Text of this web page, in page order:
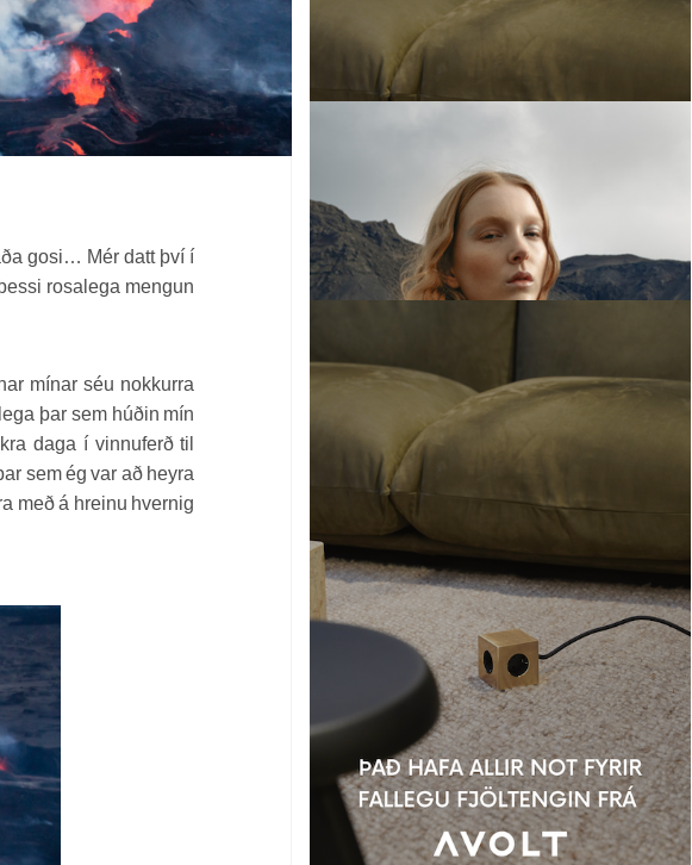
gosi… Mér datt því í
rosalega mengun
mínar séu nokkurra
þar sem húðin mín
daga í vinnuferð til
sem ég var að heyra
með á hreinu hvernig